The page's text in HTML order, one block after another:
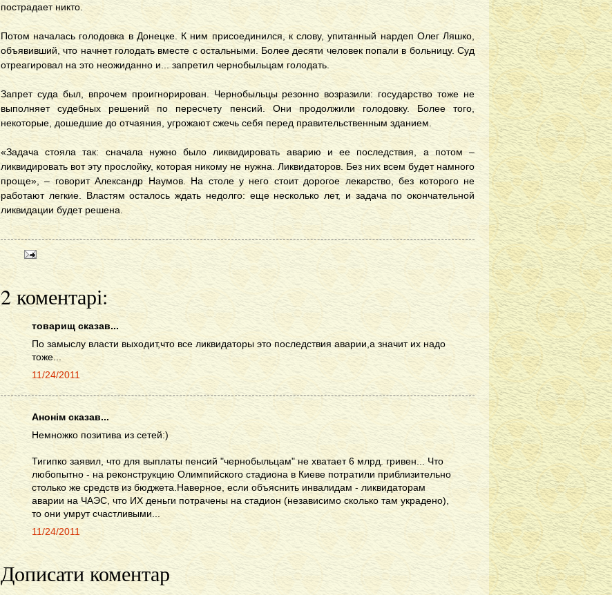
пострадает никто.
Потом началась голодовка в Донецке. К ним присоединился, к слову, упитанный нардеп Олег Ляшко,
объявивший, что начнет голодать вместе с остальными. Более десяти человек попали в больницу. Суд
отреагировал на это неожиданно и... запретил чернобыльцам голодать.
Запрет суда был, впрочем проигнорирован. Чернобыльцы резонно возразили: государство тоже не
выполняет судебных решений по пересчету пенсий. Они продолжили голодовку. Более того,
некоторые, дошедшие до отчаяния, угрожают сжечь себя перед правительственным зданием.
«Задача стояла так: сначала нужно было ликвидировать аварию и ее последствия, а потом –
ликвидировать вот эту прослойку, которая никому не нужна. Ликвидаторов. Без них всем будет намного
проще», – говорит Александр Наумов. На столе у него стоит дорогое лекарство, без которого не
работают легкие. Властям осталось ждать недолго: еще несколько лет, и задача по окончательной
ликвидации будет решена.
2 коментарі:
товарищ сказав...
По замыслу власти выходит,что все ликвидаторы это последствия аварии,а значит их надо
тоже...
11/24/2011
Анонім сказав...
Немножко позитива из сетей:)
Тигипко заявил, что для выплаты пенсий "чернобыльцам" не хватает 6 млрд. гривен... Что
любопытно - на реконструкцию Олимпийского стадиона в Киеве потратили приблизительно
столько же средств из бюджета.Наверное, если объяснить инвалидам - ликвидаторам
аварии на ЧАЭС, что ИХ деньги потрачены на стадион (независимо сколько там украдено),
то они умрут счастливыми...
11/24/2011
Дописати коментар